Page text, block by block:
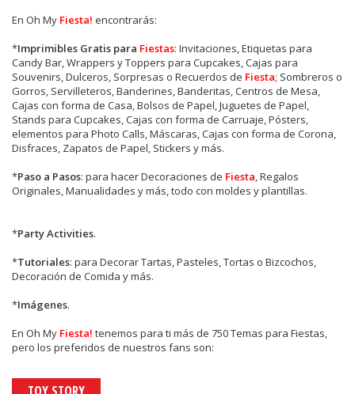
En Oh My Fiesta! encontrarás:
*Imprimibles Gratis para Fiestas: Invitaciones, Etiquetas para
Candy Bar, Wrappers y Toppers para Cupcakes, Cajas para
Souvenirs, Dulceros, Sorpresas o Recuerdos de Fiesta; Sombreros o
Gorros, Servilleteros, Banderines, Banderitas, Centros de Mesa,
Cajas con forma de Casa, Bolsos de Papel, Juguetes de Papel,
Stands para Cupcakes, Cajas con forma de Carruaje, Pósters,
elementos para Photo Calls, Máscaras, Cajas con forma de Corona,
Disfraces, Zapatos de Papel, Stickers y más.
*Paso a Pasos: para hacer Decoraciones de Fiesta, Regalos
Originales, Manualidades y más, todo con moldes y plantillas.
*Party Activities.
*Tutoriales: para Decorar Tartas, Pasteles, Tortas o Bizcochos,
Decoración de Comida y más.
*Imágenes.
En Oh My Fiesta! tenemos para ti más de 750 Temas para Fiestas,
pero los preferidos de nuestros fans son: